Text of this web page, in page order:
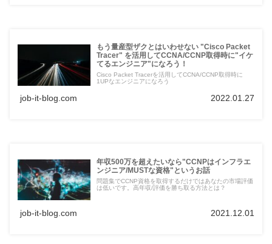
もう量産型ザクとはいわせない "Cisco Packet
Tracer" を活用してCCNA/CCNP取得時に"イケ
てるエンジニア"になろう！
Cisco Packet Tracerを活用してCCNA/CCNP取得時に
1UPなエンジニアになろう
job-it-blog.com 2022.01.27
年収500万を超えたいなら"CCNPはインフラエ
ンジニア/MUSTな資格"というお話
問題集でCCNP資格を取得するだけではあなたの市場評価
は低いです。高年収/評価を勝ち取る方法とは？
job-it-blog.com 2021.12.01